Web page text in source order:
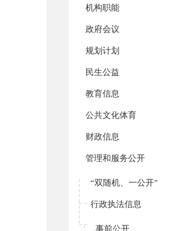
机构职能
政府会议
规划计划
民生公益
教育信息
公共文化体育
财政信息
管理和服务公开
“双随机、一公开”
行政执法信息
事前公开